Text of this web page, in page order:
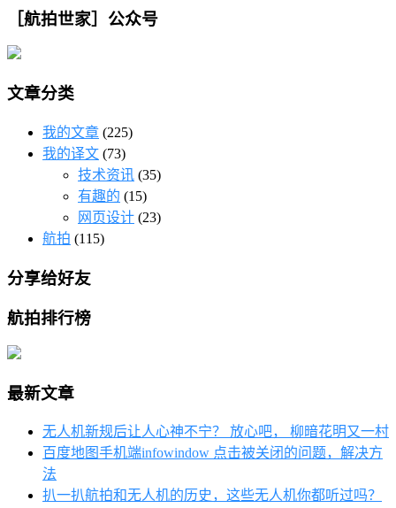
［航拍世家］公众号
文章分类
我的文章 (225)
我的译文 (73)
技术资讯 (35)
有趣的 (15)
网页设计 (23)
航拍 (115)
分享给好友
航拍排行榜
最新文章
无人机新规后让人心神不宁？ 放心吧， 柳暗花明又一村
百度地图手机端infowindow 点击被关闭的问题，解决方
法
扒一扒航拍和无人机的历史，这些无人机你都听过吗？